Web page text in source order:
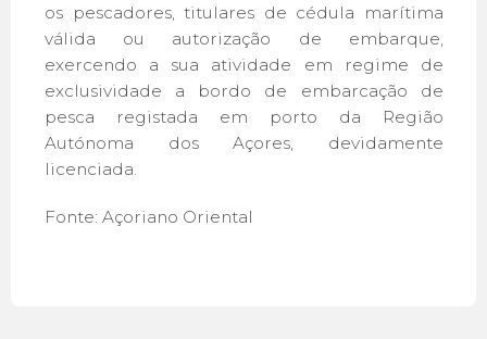
os pescadores, titulares de cédula marítima
válida ou autorização de embarque,
exercendo a sua atividade em regime de
exclusividade a bordo de embarcação de
pesca registada em porto da Região
Autónoma dos Açores, devidamente
licenciada.
Fonte: Açoriano Oriental